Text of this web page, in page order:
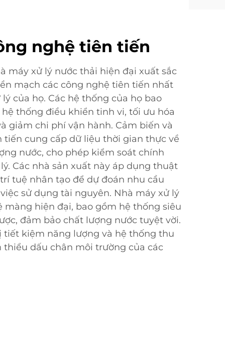
nghệ tiên tiến
máy xử lý nước thải hiện đại xuất sắc
mạch các công nghệ tiên tiến nhất
của họ. Các hệ thống của họ bao
thống điều khiển tinh vi, tối ưu hóa
giảm chi phí vận hành. Cảm biến và
cung cấp dữ liệu thời gian thực về
nước, cho phép kiểm soát chính
Các nhà sản xuất này áp dụng thuật
tuệ nhân tạo để dự đoán nhu cầu
sử dụng tài nguyên. Nhà máy xử lý
màng hiện đại, bao gồm hệ thống siêu
đảm bảo chất lượng nước tuyệt vời.
tiết kiệm năng lượng và hệ thống thu
thiểu dấu chân môi trường của các